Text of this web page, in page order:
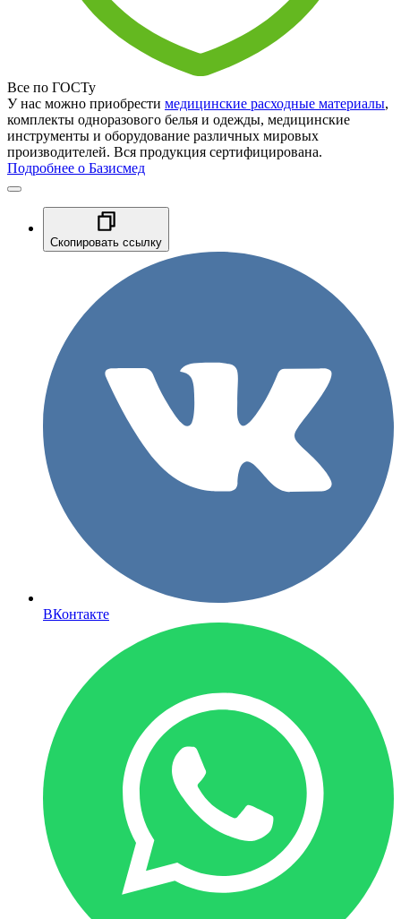
Все по ГОСТу
У нас можно приобрести медицинские расходные материалы,
комплекты одноразового белья и одежды, медицинские
инструменты и оборудование различных мировых
производителей. Вся продукция сертифицирована.
Подробнее о Базисмед
Скопировать ссылку
ВКонтакте